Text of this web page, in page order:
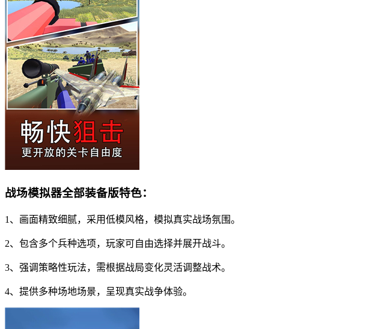
战场模拟器全部装备版特色：
1、画面精致细腻，采用低模风格，模拟真实战场氛围。
2、包含多个兵种选项，玩家可自由选择并展开战斗。
3、强调策略性玩法，需根据战局变化灵活调整战术。
4、提供多种场地场景，呈现真实战争体验。